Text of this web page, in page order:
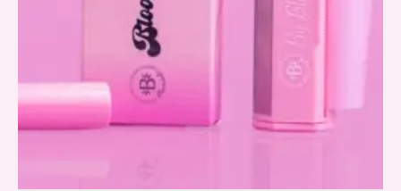
labios más saludables, luminosos y
con ese toque “glow” que está en tendencia